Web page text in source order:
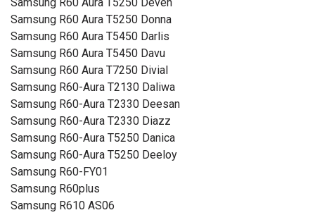
Samsung R60 Aura T5250 Donna
Samsung R60 Aura T5450 Darlis
Samsung R60 Aura T5450 Davu
Samsung R60 Aura T7250 Divial
Samsung R60-Aura T2130 Daliwa
Samsung R60-Aura T2330 Deesan
Samsung R60-Aura T2330 Diazz
Samsung R60-Aura T5250 Danica
Samsung R60-Aura T5250 Deeloy
Samsung R60-FY01
Samsung R60plus
Samsung R610 AS06